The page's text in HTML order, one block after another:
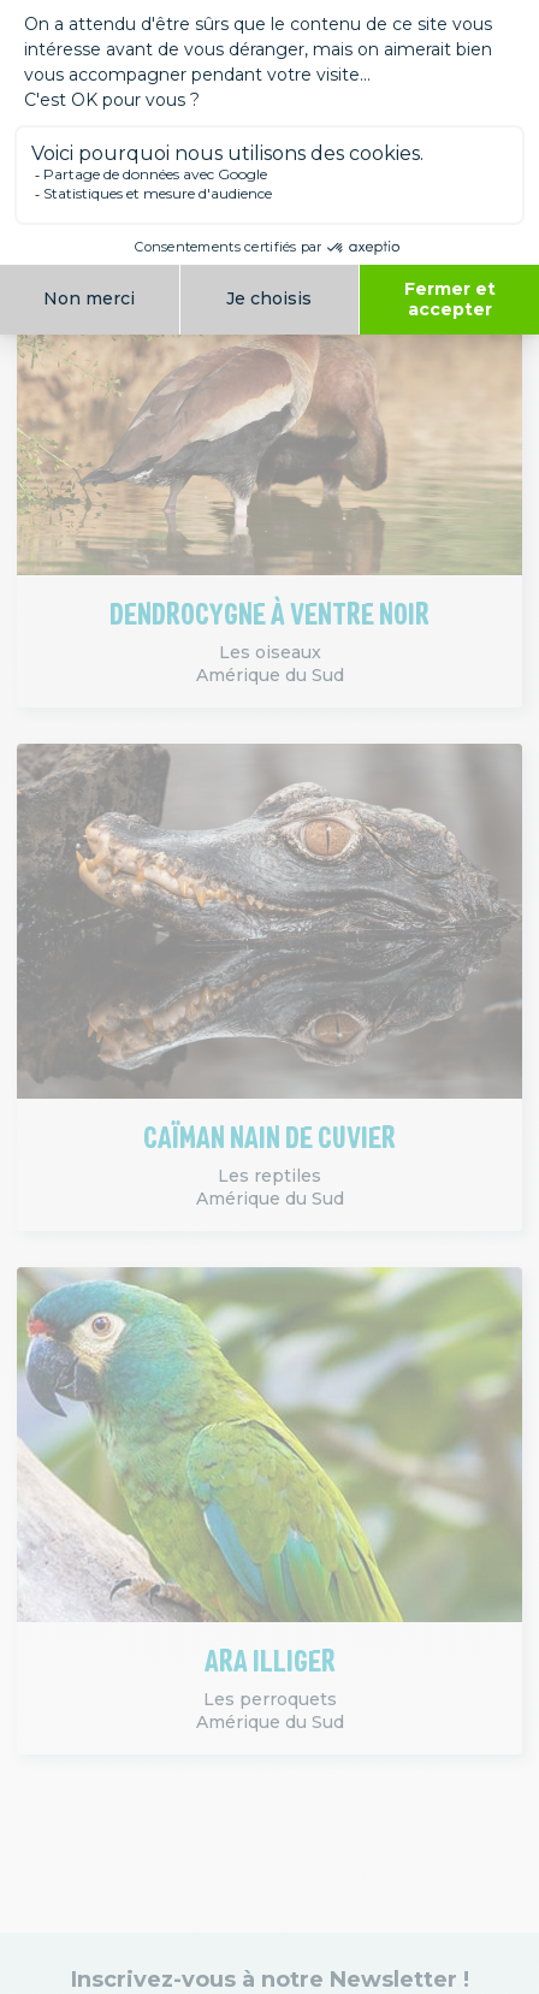
MOUTON THÔNES ET MARTHOD
Europe
DENDROCYGNE À VENTRE NOIR
Les oiseaux
Amérique du Sud
CAÏMAN NAIN DE CUVIER
Les reptiles
Amérique du Sud
ARA ILLIGER
Les perroquets
Amérique du Sud
Inscrivez-vous à notre Newsletter !